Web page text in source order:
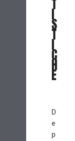
T
I
S
T
I
C
H
E
D
e
p